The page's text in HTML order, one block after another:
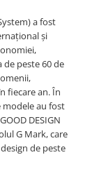
a fost
și
peste 60 de
fiecare an. În
modele au fost
DESIGN
G Mark, care
de peste